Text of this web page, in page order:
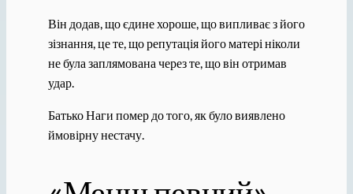
Він додав, що єдине хороше, що випливає з його
зізнання, це те, що репутація його матері ніколи
не була заплямована через те, що він отримав
удар.
Батько Наги помер до того, як було виявлено
ймовірну нестачу.